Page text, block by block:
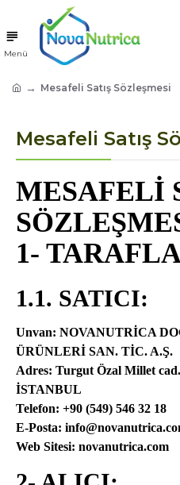
Mesafeli Satış Sözleşmesi
Mesafeli Satış
MESAFELİ
1-
1.1. SATICI:
Unvan: NOVANUTRİCA
ÜRÜNLERİ SAN. TİC. A.Ş.
Adres: Turgut Özal Millet
İSTANBUL
Telefon: +90 (549) 546 32 18
E-Posta:
Web Sitesi: novanutrica.com